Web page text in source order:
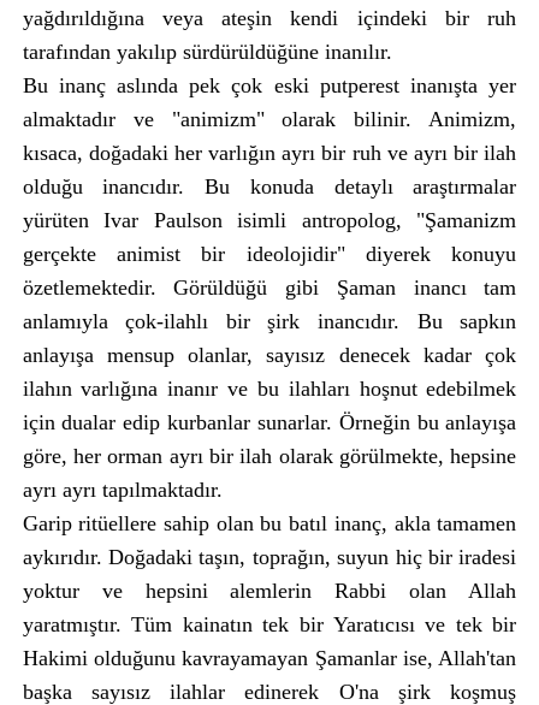
yağdırıldığına veya ateşin kendi içindeki bir ruh
tarafından yakılıp sürdürüldüğüne inanılır.
Bu inanç aslında pek çok eski putperest inanışta yer
almaktadır ve "animizm" olarak bilinir. Animizm,
kısaca, doğadaki her varlığın ayrı bir ruh ve ayrı bir ilah
olduğu inancıdır. Bu konuda detaylı araştırmalar
yürüten Ivar Paulson isimli antropolog, "Şamanizm
gerçekte animist bir ideolojidir" diyerek konuyu
özetlemektedir. Görüldüğü gibi Şaman inancı tam
anlamıyla çok-ilahlı bir şirk inancıdır. Bu sapkın
anlayışa mensup olanlar, sayısız denecek kadar çok
ilahın varlığına inanır ve bu ilahları hoşnut edebilmek
için dualar edip kurbanlar sunarlar. Örneğin bu anlayışa
göre, her orman ayrı bir ilah olarak görülmekte, hepsine
ayrı ayrı tapılmaktadır.
Garip ritüellere sahip olan bu batıl inanç, akla tamamen
aykırıdır. Doğadaki taşın, toprağın, suyun hiç bir iradesi
yoktur ve hepsini alemlerin Rabbi olan Allah
yaratmıştır. Tüm kainatın tek bir Yaratıcısı ve tek bir
Hakimi olduğunu kavrayamayan Şamanlar ise, Allah'tan
başka sayısız ilahlar edinerek O'na şirk koşmuş